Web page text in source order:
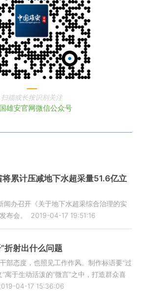
扫描或长按识别关注
雄安官网微信公众号
累计压减地下水超采量51.6亿立
闻办召开《关于地下水超采综合治理的实
布会。
2019-04-17 19:51:16
折射出什么问题
部态度，也照见工作作风。制作标语要“过
”寓于生动活泼的“微言”之中，打造群众喜
04-17 15:36:06